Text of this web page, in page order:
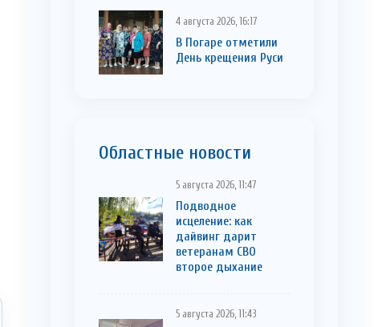
4 августа 2026, 16:17
В Погаре отметили
День крещения Руси
Областные новости
5 августа 2026, 11:47
Подводное
исцеление: как
дайвинг дарит
ветеранам СВО
второе дыхание
5 августа 2026, 11:43